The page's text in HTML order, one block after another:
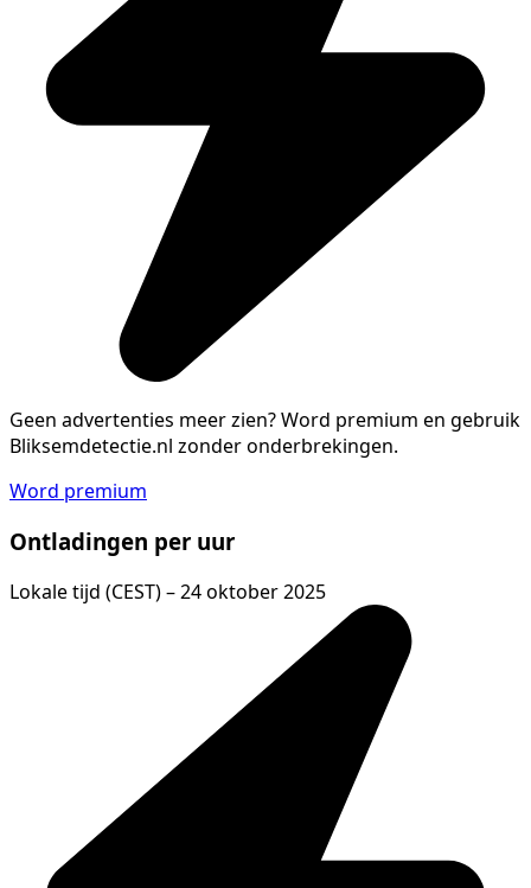
Geen advertenties meer zien?Word premium en gebruik
Bliksemdetectie.nl zonder onderbrekingen.
Word premium
Ontladingen per uur
Lokale tijd (CEST) – 24 oktober 2025